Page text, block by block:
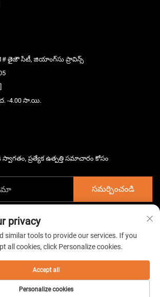
తైజౌ సిటీ, జియాంగ్‌సు ప్రావిన్స్
-4.00 సా.యి.
ప్రత్యేక ఉత్పత్తి సమాచారం కోసం
సమర్పించండి
హార్స్‌మార్గ్ ఎలెక్ట్రోమెకానికల్ కో. లిమిటెడ్. అన్ని హక్కులు
- గోప్యతా విధానం
privacy
similar tools to provide our services. If you
all cookies, click Personalize cookies.
Personalize cookies
Accept all